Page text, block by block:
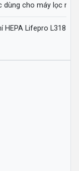
dùng cho máy lọc
Lifepro L318-AZ